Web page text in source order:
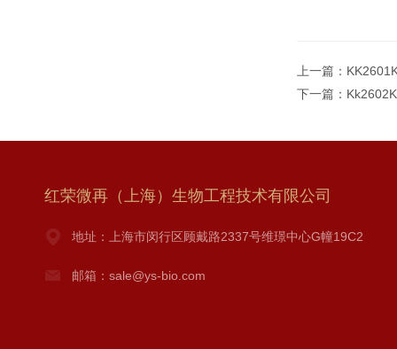
上一篇：
下一篇：
红荣微再（上海）生物工程技术有限公司
地址：上海市闵行区顾戴路2337号维璟中心G幢19C2
邮箱：sale@ys-bio.com